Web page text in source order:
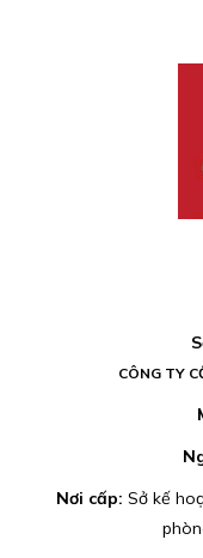
CÔNG TY
Nơi cấp: Sở kế